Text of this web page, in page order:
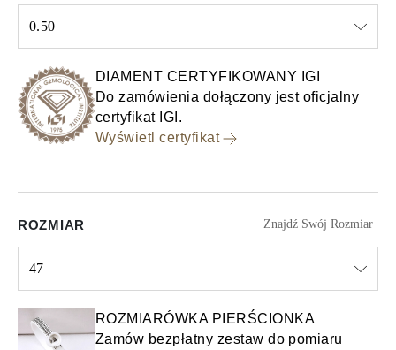
0.50
DIAMENT CERTYFIKOWANY IGI
Do zamówienia dołączony jest oficjalny
certyfikat IGI.
Wyświetl certyfikat
ROZMIAR Znajdź Swój Rozmiar
47
ROZMIARÓWKA PIERŚCIONKA
Zamów bezpłatny zestaw do pomiaru